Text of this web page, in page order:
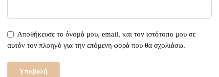
Αποθήκευσε το όνομά μου, email, και τον ιστότοπο μου σε
αυτόν τον πλοηγό για την επόμενη φορά που θα σχολιάσω.